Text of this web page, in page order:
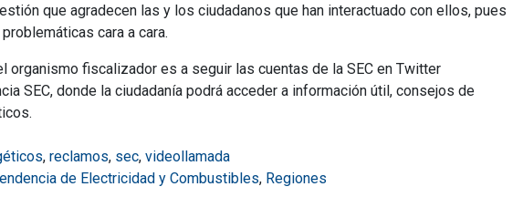
que agradecen las y los ciudadanos que han interactuado con ellos, pues
cara a cara.
organismo fiscalizador es a seguir las cuentas de la SEC en Twitter
SEC, donde la ciudadanía podrá acceder a información útil, consejos de
, reclamos, sec, videollamada
de Electricidad y Combustibles, Regiones